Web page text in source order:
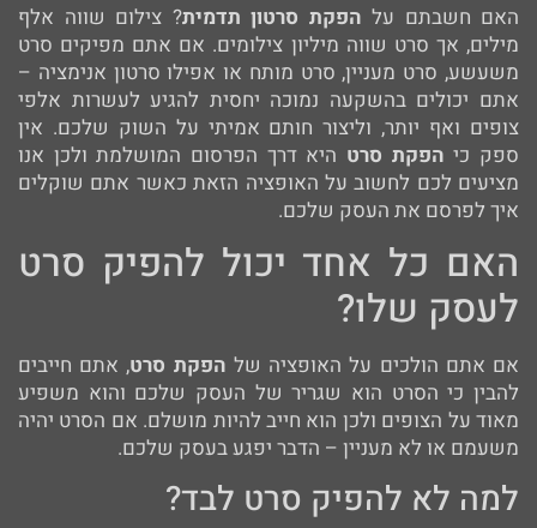
האם חשבתם על הפקת סרטון תדמית? צילום שווה אלף
מילים, אך סרט שווה מיליון צילומים. אם אתם מפיקים סרט
משעשע, סרט מעניין, סרט מותח או אפילו סרטון אנימציה –
אתם יכולים בהשקעה נמוכה יחסית להגיע לעשרות אלפי
צופים ואף יותר, וליצור חותם אמיתי על השוק שלכם. אין
ספק כי הפקת סרט היא דרך הפרסום המושלמת ולכן אנו
מציעים לכם לחשוב על האופציה הזאת כאשר אתם שוקלים
איך לפרסם את העסק שלכם.
האם כל אחד יכול להפיק סרט
לעסק שלו?
אם אתם הולכים על האופציה של הפקת סרט, אתם חייבים
להבין כי הסרט הוא שגריר של העסק שלכם והוא משפיע
מאוד על הצופים ולכן הוא חייב להיות מושלם. אם הסרט יהיה
משעמם או לא מעניין – הדבר יפגע בעסק שלכם.
למה לא להפיק סרט לבד?